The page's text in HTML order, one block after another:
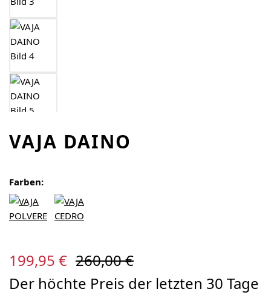
VAJA DAINO
Farben:
Verkaufspreis:
199,95 € Regulärer Preis:
260,00 €
Der höchte Preis der letzten 30 Tage